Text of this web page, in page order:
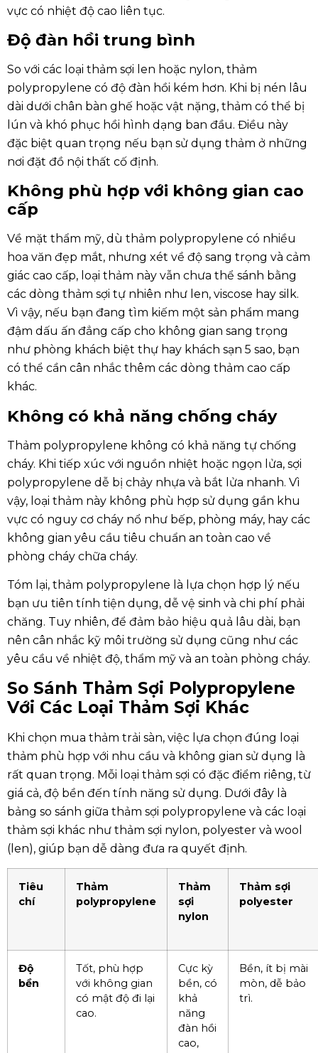
vực có nhiệt độ cao liên tục.
Độ đàn hồi trung bình
So với các loại thảm sợi len hoặc nylon, thảm
polypropylene có độ đàn hồi kém hơn. Khi bị nén lâu
dài dưới chân bàn ghế hoặc vật nặng, thảm có thể bị
lún và khó phục hồi hình dạng ban đầu. Điều này
đặc biệt quan trọng nếu bạn sử dụng thảm ở những
nơi đặt đồ nội thất cố định.
Không phù hợp với không gian cao
cấp
Về mặt thẩm mỹ, dù thảm polypropylene có nhiều
hoa văn đẹp mắt, nhưng xét về độ sang trọng và cảm
giác cao cấp, loại thảm này vẫn chưa thể sánh bằng
các dòng thảm sợi tự nhiên như len, viscose hay silk.
Vì vậy, nếu bạn đang tìm kiếm một sản phẩm mang
đậm dấu ấn đẳng cấp cho không gian sang trọng
như phòng khách biệt thự hay khách sạn 5 sao, bạn
có thể cần cân nhắc thêm các dòng thảm cao cấp
khác.
Không có khả năng chống cháy
Thảm polypropylene không có khả năng tự chống
cháy. Khi tiếp xúc với nguồn nhiệt hoặc ngọn lửa, sợi
polypropylene dễ bị chảy nhựa và bắt lửa nhanh. Vì
vậy, loại thảm này không phù hợp sử dụng gần khu
vực có nguy cơ cháy nổ như bếp, phòng máy, hay các
không gian yêu cầu tiêu chuẩn an toàn cao về
phòng cháy chữa cháy.
Tóm lại, thảm polypropylene là lựa chọn hợp lý nếu
bạn ưu tiên tính tiện dụng, dễ vệ sinh và chi phí phải
chăng. Tuy nhiên, để đảm bảo hiệu quả lâu dài, bạn
nên cân nhắc kỹ môi trường sử dụng cũng như các
yêu cầu về nhiệt độ, thẩm mỹ và an toàn phòng cháy.
So Sánh Thảm Sợi Polypropylene
Với Các Loại Thảm Sợi Khác
Khi chọn mua thảm trải sàn, việc lựa chọn đúng loại
thảm phù hợp với nhu cầu và không gian sử dụng là
rất quan trọng. Mỗi loại thảm sợi có đặc điểm riêng, từ
giá cả, độ bền đến tính năng sử dụng. Dưới đây là
bảng so sánh giữa thảm sợi polypropylene và các loại
thảm sợi khác như thảm sợi nylon, polyester và wool
(len), giúp bạn dễ dàng đưa ra quyết định.
Tiêu
chí
Thảm
polypropylene
Thảm
sợi
nylon
Thảm sợi
polyester
Độ
bền
Tốt, phù hợp
với không gian
có mật độ đi lại
cao.
Cực kỳ
bền, có
khả
năng
đàn hồi
cao,
Bền, ít bị mài
mòn, dễ bảo
trì.